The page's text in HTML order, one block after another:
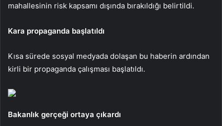
mahallesinin risk kapsamı dışında bırakıldığı belirtildi.
Kara propaganda başlatıldı
Kısa sürede sosyal medyada dolaşan bu haberin ardından
kirli bir propaganda çalışması başlatıldı.
Bakanlık gerçeği ortaya çıkardı